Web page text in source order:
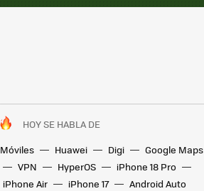
HOY SE HABLA DE
Móviles
Huawei Digi
Google Maps
VPN
HyperOS
iPhone 18 Pro
iPhone Air
iPhone 17 Android Auto